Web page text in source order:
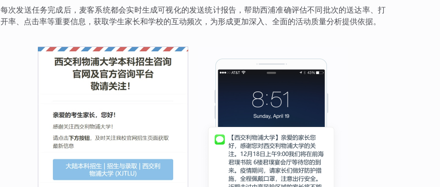
每次发送任务完成后，麦客系统都会实时生成可视化的发送统计报告，帮助西浦准确评估不同批次的送达率、打
开率、点击率等重要信息，获取学生家长和学校的互动频次，为形成更加深入、全面的活动质量分析提供依据。